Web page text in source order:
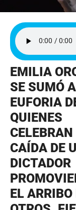
EMILIA
SE SUMÓ
EUFORIA
QUIENES
CAÍDA DE
DICTADOR
EL ARRIBO